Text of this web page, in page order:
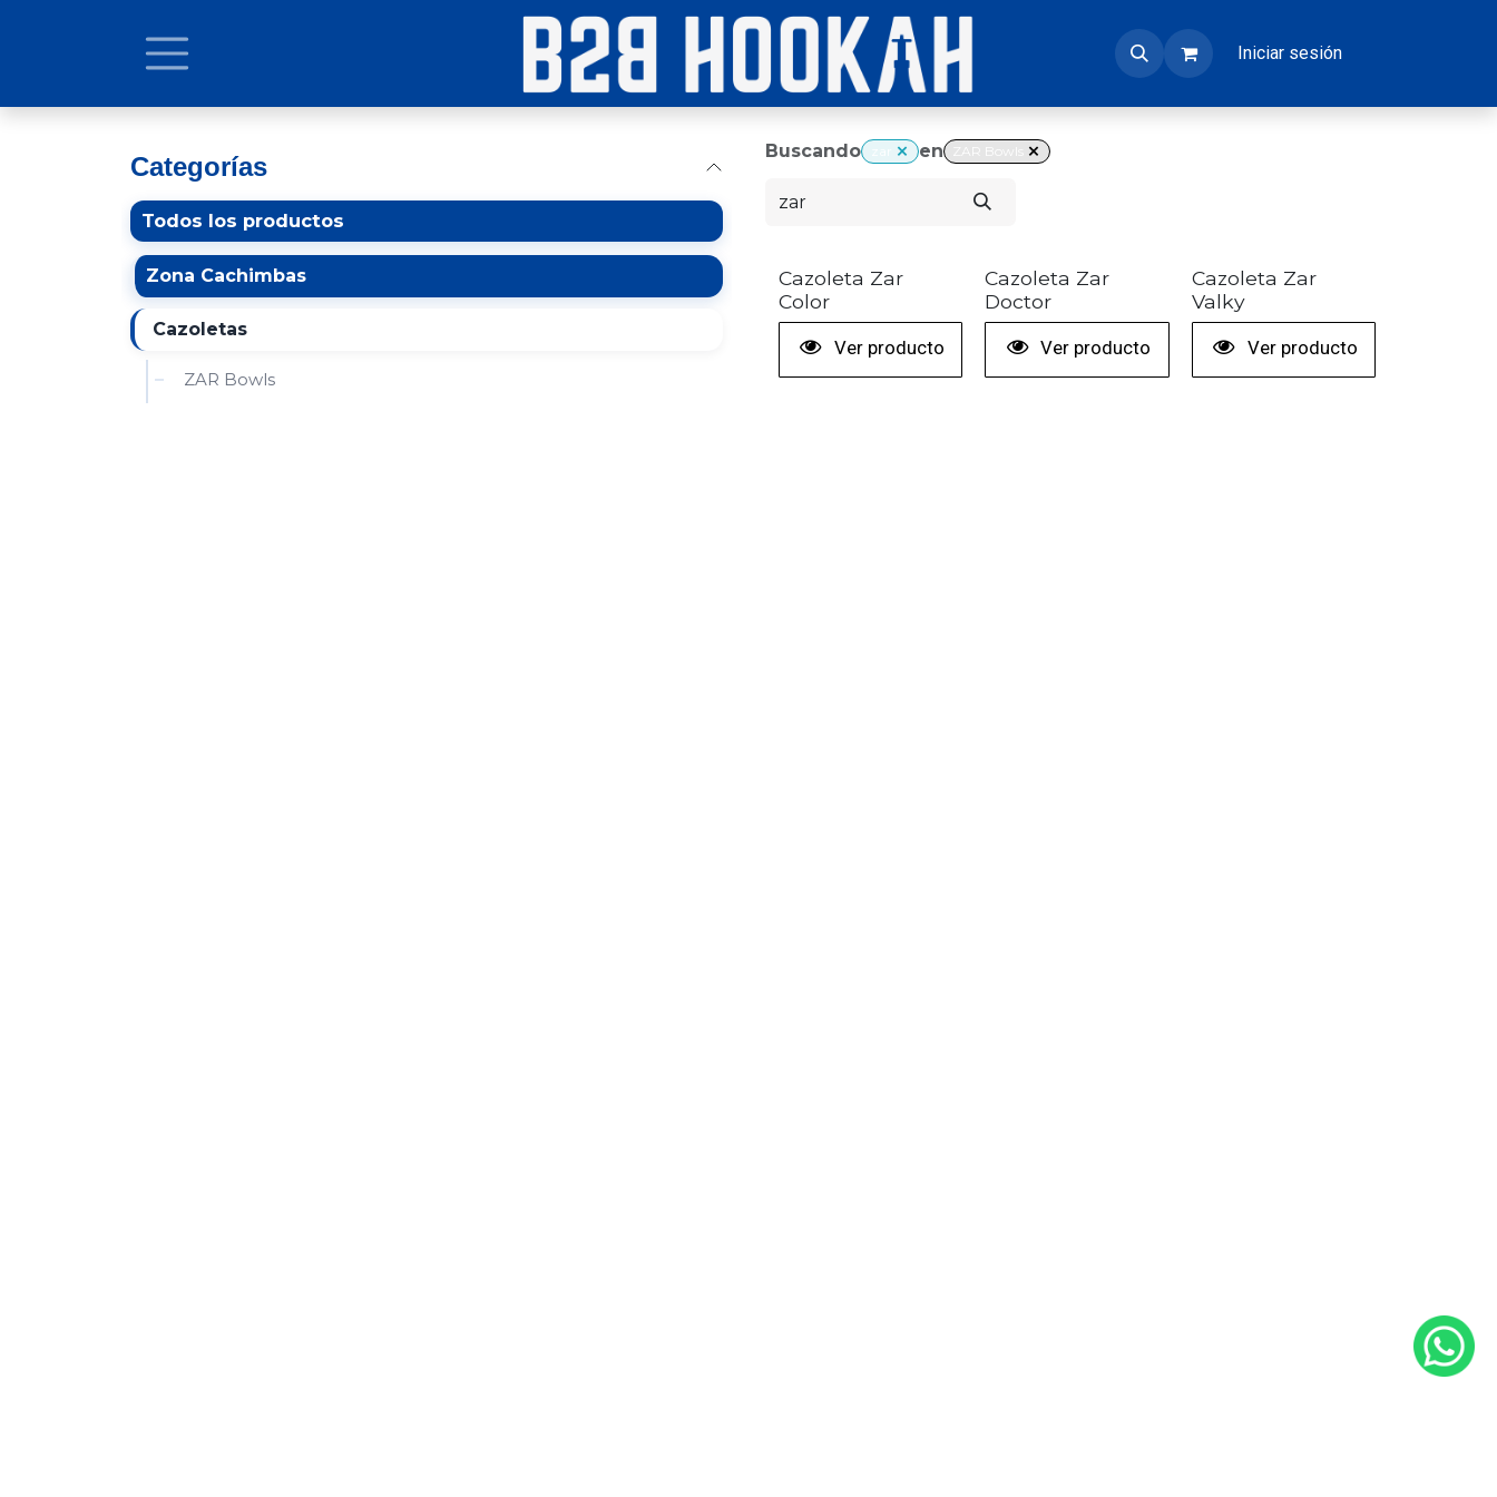
Iniciar sesión
Categorías
Todos los productos
Zona Cachimbas
Cazoletas
ZAR Bowls
Buscando en ZAR Bowls
+ COLORES
Cazoleta Zar
Color
Ver producto
+ COLORES
Cazoleta Zar
Doctor
Ver producto
Cazoleta Zar
Valky
Ver producto